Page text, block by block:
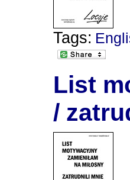
Tags:
List
/